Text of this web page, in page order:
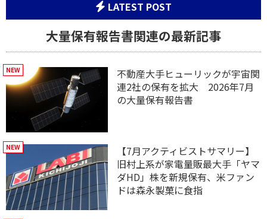
LATEST POST
大量保有報告書関連の最新記事
不動産大手ヒューリックが宇宙関
連2社の保有を拡大 2026年7月
の大量保有報告書
【7月アクティビストサマリー】
旧村上系が家電量販最大手「ヤマ
ダHD」株を新規保有、米ファン
ドは森永製菓に食指